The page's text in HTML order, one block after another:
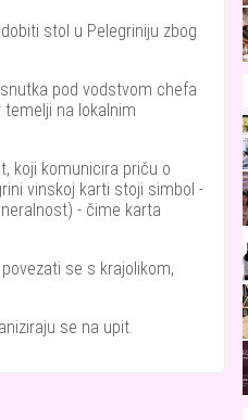
stol u Pelegriniju zbog
pod vodstvom chefa
na lokalnim
koji komunicira priču o
vinskoj karti stoji simbol -
- čime karta
se s krajolikom,
se na upit.